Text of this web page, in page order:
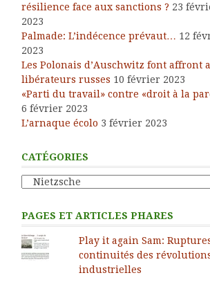
résilience face aux sanctions ? 23
2023
Palmade: L’indécence prévaut… 12
2023
Les Polonais d’Auschwitz font affront
libérateurs russes 10 février 2023
«Parti du travail» contre «droit à la
6 février 2023
L’arnaque écolo 3 février 2023
CATÉGORIES
Catégories
PAGES ET ARTICLES PHARES
Play it again Sam:
continuités des
industrielles